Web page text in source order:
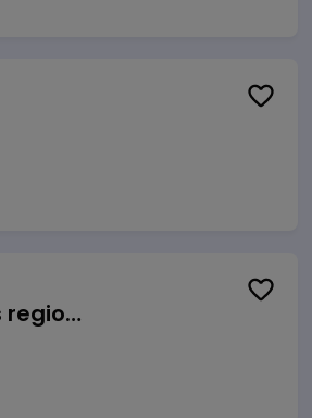
Pagalbinis darbuotojas (-a) Klaipėdos regioninėje kepykloje (indų plovime)